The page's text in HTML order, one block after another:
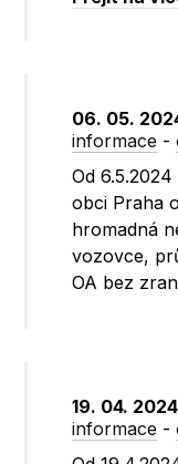
06. 05.
informace -
Od
obci Praha
hromadná
vozovce,
OA bez
19. 04.
informace -